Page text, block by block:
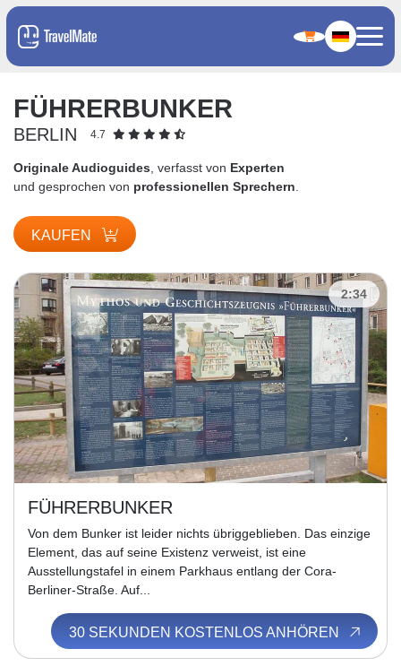
FÜHRERBUNKER
BERLIN 4.7
Originale Audioguides , verfasst von Experten
und gesprochen von professionellen Sprechern
KAUFEN
2:34
FÜHRERBUNKER
Von dem Bunker ist leider nichts übriggeblieben. Das einzige
Element, das auf seine Existenz verweist, ist eine
Ausstellungstafel in einem Parkhaus entlang der Cora-
Berliner-Straße. Auf...
30 SEKUNDEN KOSTENLOS ANHÖREN